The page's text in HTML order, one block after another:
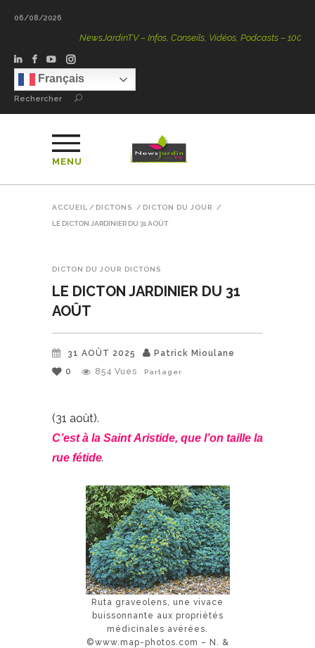
06/08/2026
NewsJardinTV – Infos, Conseils, Vidéos, Podcasts – 100 %
Français
Rechercher
MENU
ACCUEIL / DICTONS / DICTON DU JOUR /
LE DICTON JARDINIER DU 31 AOÛT
DICTON DU JOUR DICTONS
LE DICTON JARDINIER DU 31
AOÛT
31 AOÛT 2025
Patrick Mioulane
0
854 Vues Partager
(31 août).
C’est à la Saint Aristide, que l’on taille la
rue fétide.
Ruta graveolens, une vivace
buissonnante aux propriétés
médicinales avérées.
©www.map-photos.com – N. &